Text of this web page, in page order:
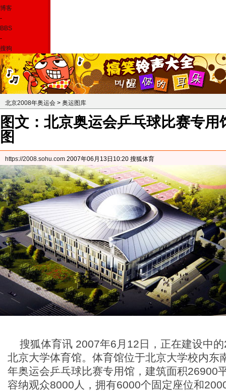
博客
-
BBS
-
搜狗
北京2008年奥运会 > 奥运图库
图文：北京奥运会乒乓球比赛专用
图
https://2008.sohu.com 2007年06月13日10:20 搜狐体育
搜狐体育讯 2007年6月12日，正在建设中
北京大学体育馆。体育馆位于北京大学校内东
年奥运会乒乓球比赛专用馆，建筑面积26900
容纳观众8000人，拥有6000个固定座位和